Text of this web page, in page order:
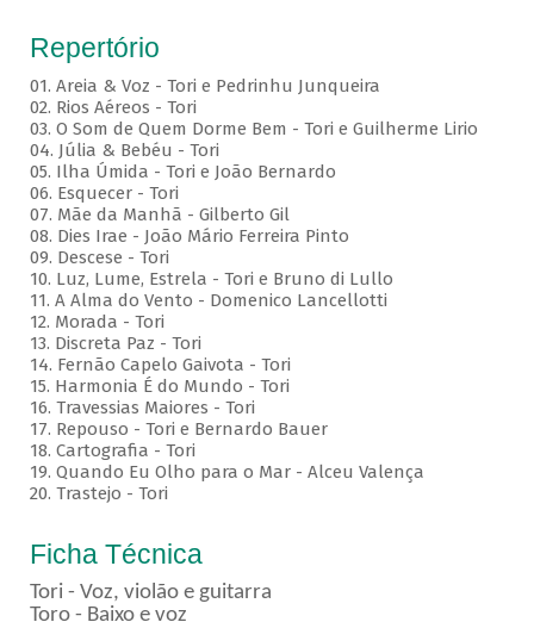
Repertório
01. Areia & Voz - Tori e Pedrinhu Junqueira
02. ⁠Rios Aéreos - Tori
03. O Som de Quem Dorme Bem - Tori e Guilherme Lirio
04. Júlia & Bebéu - Tori
05. Ilha Úmida - Tori e João Bernardo
06. Esquecer - Tori
07. Mãe da Manhã - Gilberto Gil
08. Dies Irae - João Mário Ferreira Pinto
09. Descese - Tori
10. Luz, Lume, Estrela - Tori e Bruno di Lullo
11. A Alma do Vento - Domenico Lancellotti
12. Morada - Tori
13. Discreta Paz - Tori
14. Fernão Capelo Gaivota - Tori
15. Harmonia É do Mundo - Tori
16. Travessias Maiores - Tori
17. Repouso - Tori e Bernardo Bauer
⁠18. Cartografia - Tori
19. Quando Eu Olho para o Mar - Alceu Valença
20. Trastejo - Tori
Ficha Técnica
Tori - Voz, violão e guitarra
Toro - Baixo e voz